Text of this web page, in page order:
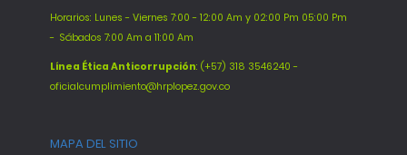
Horarios: Lunes - Viernes 7:00 - 12:00 Am y 02:00 Pm 05:00 Pm
- Sábados 7:00 Am a 11:00 Am
Línea Ética Anticorrupción: (+57) 318 3546240 -
oficialcumplimiento@hrplopez.gov.co
MAPA DEL SITIO